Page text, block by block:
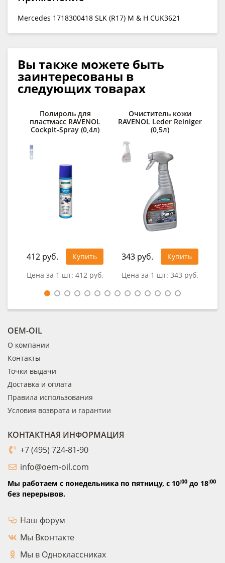
Mercedes 1718300418 SLK (R17) M & H CUK3621
Вы также можете быть
заинтересованы в
следующих товарах
Полироль для
пластмасс RAVENOL
Cockpit-Spray (0,4л)
412 руб.
Купить
Цена за 1 шт: 412 руб.
Очиститель кожи
RAVENOL Leder Reiniger
(0,5л)
343 руб.
Купить
Цена за 1 шт: 343 руб.
OEM-OIL
О компании
Контакты
Точки выдачи
Доставка и оплата
Правила использования
Условия возврата и гарантии
КОНТАКТНАЯ ИНФОРМАЦИЯ
+7 (495) 724-81-90
info@oem-oil.com
Мы работаем с понедельника по пятницу, с 10:00 до 18:00
без перерывов.
Наш форум
Мы Вконтакте
Мы в Одноклассниках